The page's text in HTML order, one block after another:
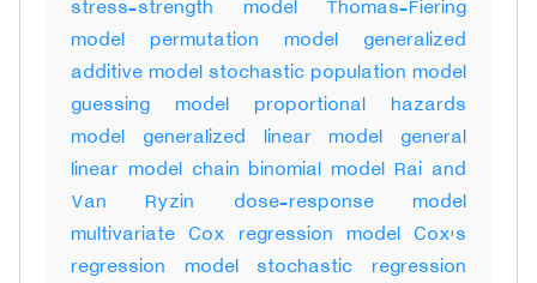
stress-strength model Thomas-Fiering
model permutation model generalized
additive model stochastic population model
guessing model proportional hazards
model generalized linear model general
linear model chain binomial model Rai and
Van Ryzin dose-response model
multivariate Cox regression model Cox's
regression model stochastic regression